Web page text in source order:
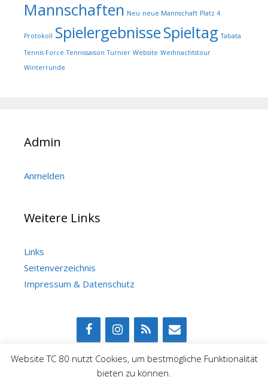
Mannschaften Neu neue Mannschaft Platz 4
Protokoll SpielergebnisseSpieltag Tabata
Tennis Force Tennissaison Turnier Website Weihnachtstour
Winterrunde
Admin
Anmelden
Weitere Links
Links
Seitenverzeichnis
Impressum & Datenschutz
Website TC 80 nutzt Cookies, um bestmögliche Funktionalität
bieten zu können.